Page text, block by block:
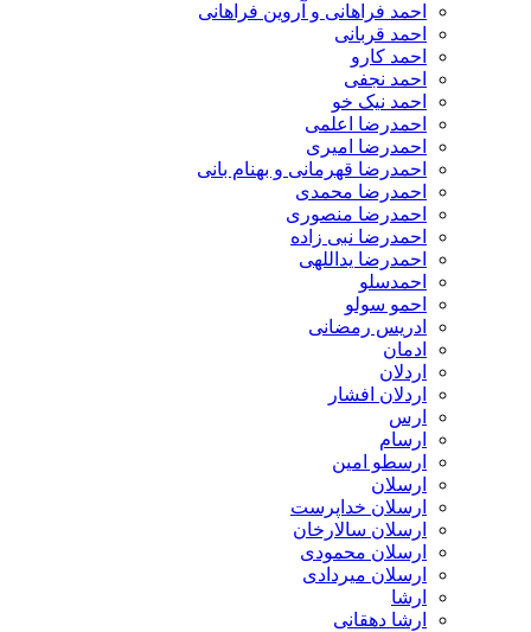
احمد فراهانی و آروین فراهانی
احمد قربانی
احمد کارو
احمد نجفی
احمد نیک خو
احمدرضا اعلمی
احمدرضا امیری
احمدرضا قهرمانی و بهنام بانی
احمدرضا محمدی
احمدرضا منصوری
احمدرضا نبی زاده
احمدرضا یداللهی
احمدسلو
احمو سولو
ادریس رمضانی
ادمان
اردلان
اردلان افشار
ارس
ارسام
ارسطو امین
ارسلان
ارسلان خداپرست
ارسلان سالارخان
ارسلان محمودی
ارسلان میردادی
ارشا
ارشا دهقانی